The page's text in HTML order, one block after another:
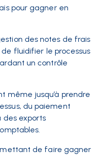
pour gagner en
des notes de frais
fluidifier le processus
un contrôle
même jusqu’à prendre
du paiement
des exports
de faire gagner